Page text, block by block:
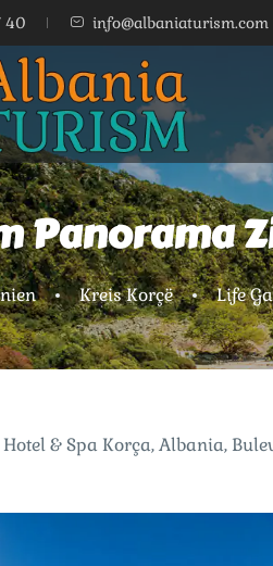
40 info@albaniaturism.com
Panorama
Kreis Korçë Life
& Spa Korça, Albania,